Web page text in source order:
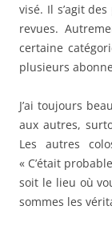
visé. Il s’agit
revues.
certaine
plusieurs
J’ai toujours
aux autres,
Les autres
« C’était
soit le lieu où
sommes les